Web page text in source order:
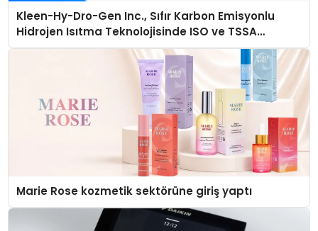
Kleen-Hy-Dro-Gen Inc., Sıfır Karbon Emisyonlu
Hidrojen Isıtma Teknolojisinde ISO ve TSSA
Düzenleyici Onaylarını Aldı
Marie Rose kozmetik sektörüne giriş yaptı